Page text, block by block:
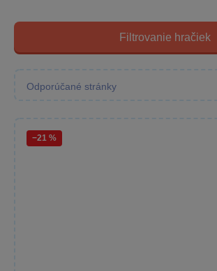
Filtrovanie hračiek
−21 %